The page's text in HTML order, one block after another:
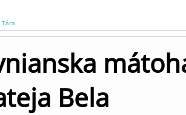
Tára
Bela